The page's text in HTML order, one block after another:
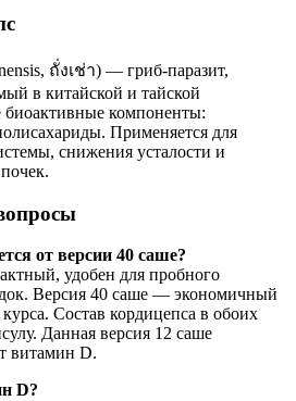
ถั่งเช่า) — гриб-паразит,
в китайской и тайской
компоненты:
Применяется для
снижения усталости и
от версии 40 саше?
удобен для пробного
Версия 40 саше — экономичный
Состав кордицепса в обоих
Данная версия 12 саше
витамин D.
D?